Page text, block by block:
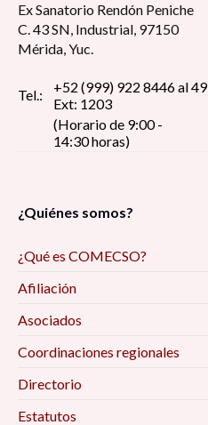
Ex Sanatorio Rendón Peniche
C. 43 SN, Industrial, 97150
Mérida, Yuc.
Tel.:
+52 (999) 922 8446 al 49
Ext: 1203
(Horario de 9:00 -
14:30 horas)
¿Quiénes somos?
¿Qué es COMECSO?
Afiliación
Asociados
Coordinaciones regionales
Directorio
Estatutos